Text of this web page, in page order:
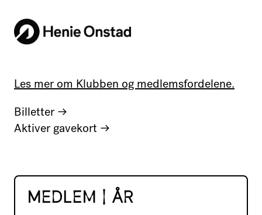
Les mer om Klubben og medlemsfordelene.
Billetter →
Aktiver gavekort →
MEDLEM | ÅR